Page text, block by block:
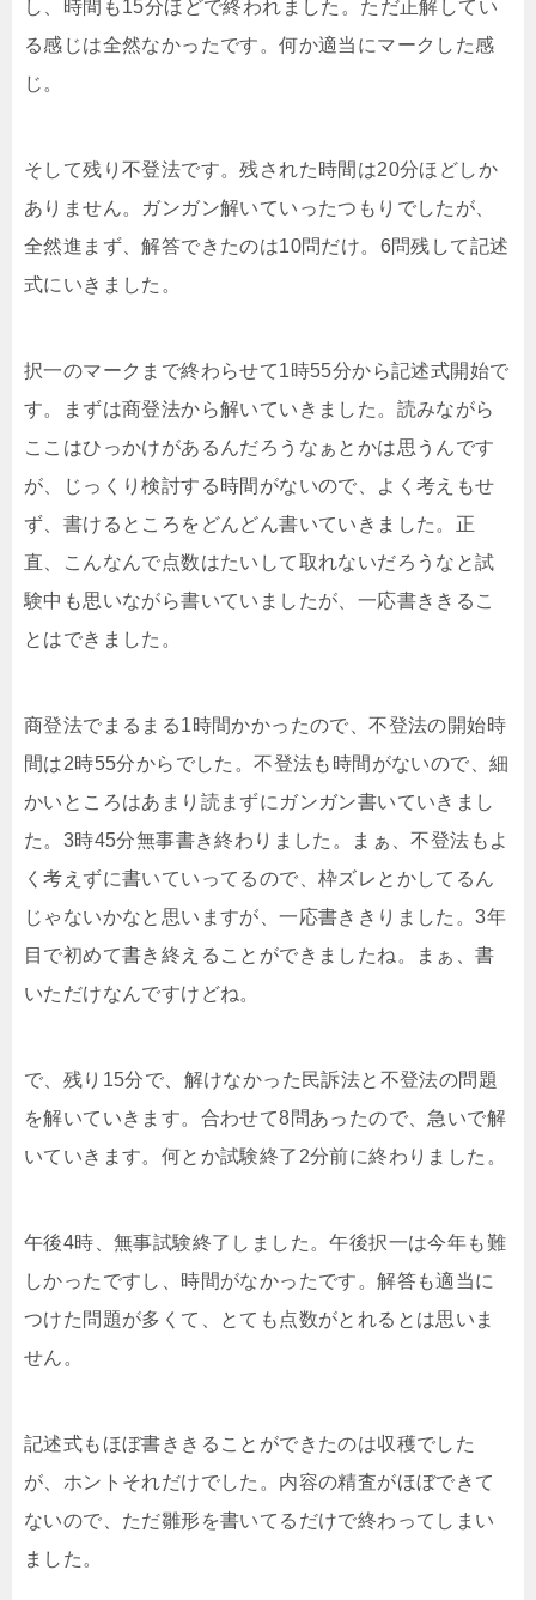
し、時間も15分ほどで終われました。ただ正解してい
る感じは全然なかったです。何か適当にマークした感
じ。
そして残り不登法です。残された時間は20分ほどしか
ありません。ガンガン解いていったつもりでしたが、
全然進まず、解答できたのは10問だけ。6問残して記述
式にいきました。
択一のマークまで終わらせて1時55分から記述式開始で
す。まずは商登法から解いていきました。読みながら
ここはひっかけがあるんだろうなぁとかは思うんです
が、じっくり検討する時間がないので、よく考えもせ
ず、書けるところをどんどん書いていきました。正
直、こんなんで点数はたいして取れないだろうなと試
験中も思いながら書いていましたが、一応書ききるこ
とはできました。
商登法でまるまる1時間かかったので、不登法の開始時
間は2時55分からでした。不登法も時間がないので、細
かいところはあまり読まずにガンガン書いていきまし
た。3時45分無事書き終わりました。まぁ、不登法もよ
く考えずに書いていってるので、枠ズレとかしてるん
じゃないかなと思いますが、一応書ききりました。3年
目で初めて書き終えることができましたね。まぁ、書
いただけなんですけどね。
で、残り15分で、解けなかった民訴法と不登法の問題
を解いていきます。合わせて8問あったので、急いで解
いていきます。何とか試験終了2分前に終わりました。
午後4時、無事試験終了しました。午後択一は今年も難
しかったですし、時間がなかったです。解答も適当に
つけた問題が多くて、とても点数がとれるとは思いま
せん。
記述式もほぼ書ききることができたのは収穫でした
が、ホントそれだけでした。内容の精査がほぼできて
ないので、ただ雛形を書いてるだけで終わってしまい
ました。